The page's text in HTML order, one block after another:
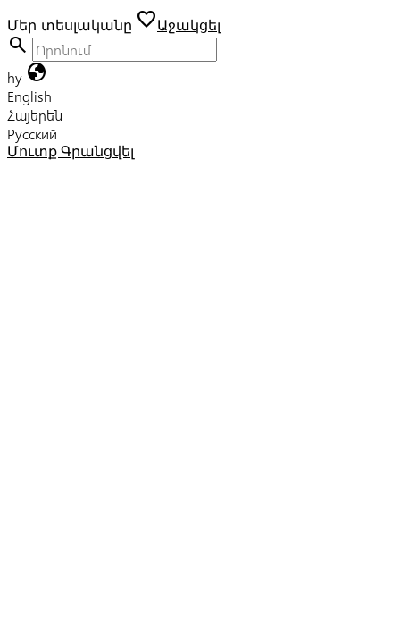
Մեր տեսլականը favoriteԱջակցել
search
hy globe
English
Հայերեն
Русский
Մուտք Գրանցվել